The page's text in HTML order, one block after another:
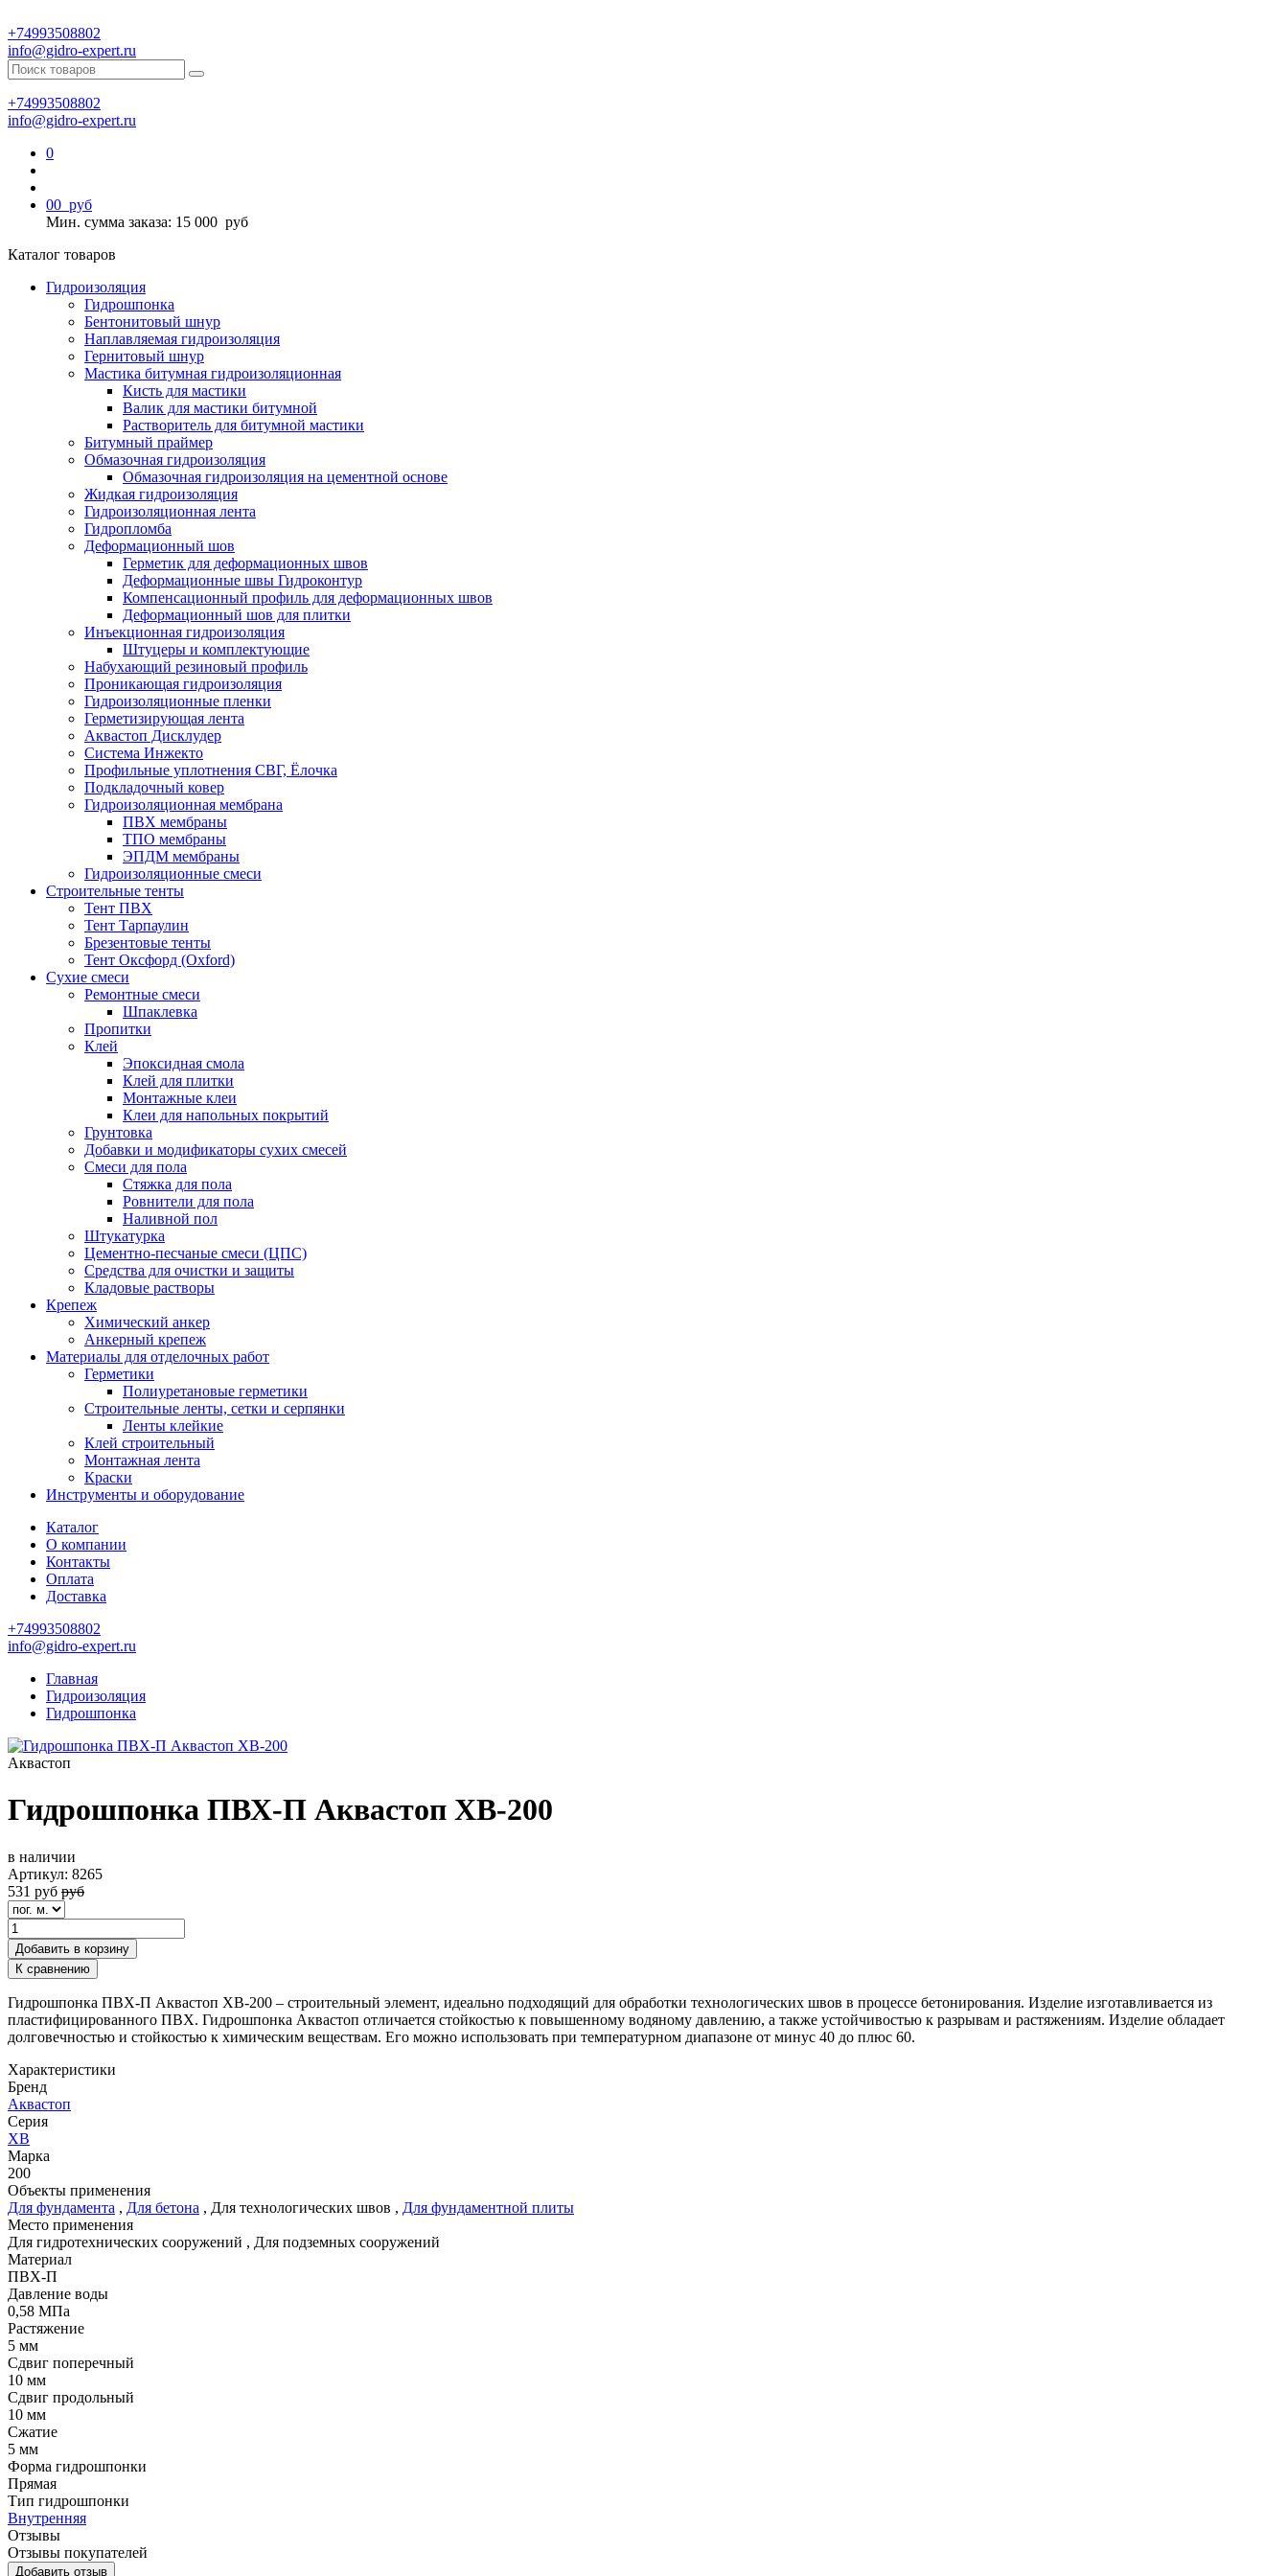
+74993508802
info@gidro-expert.ru
+74993508802
info@gidro-expert.ru
0
00 руб
Мин. сумма заказа: 15 000 руб
Каталог товаров
Гидроизоляция
Гидрошпонка
Бентонитовый шнур
Наплавляемая гидроизоляция
Гернитовый шнур
Мастика битумная гидроизоляционная
Кисть для мастики
Валик для мастики битумной
Растворитель для битумной мастики
Битумный праймер
Обмазочная гидроизоляция
Обмазочная гидроизоляция на цементной основе
Жидкая гидроизоляция
Гидроизоляционная лента
Гидропломба
Деформационный шов
Герметик для деформационных швов
Деформационные швы Гидроконтур
Компенсационный профиль для деформационных швов
Деформационный шов для плитки
Инъекционная гидроизоляция
Штуцеры и комплектующие
Набухающий резиновый профиль
Проникающая гидроизоляция
Гидроизоляционные пленки
Герметизирующая лента
Аквастоп Дисклудер
Система Инжекто
Профильные уплотнения СВГ, Ёлочка
Подкладочный ковер
Гидроизоляционная мембрана
ПВХ мембраны
ТПО мембраны
ЭПДМ мембраны
Гидроизоляционные смеси
Строительные тенты
Тент ПВХ
Тент Тарпаулин
Брезентовые тенты
Тент Оксфорд (Oxford)
Сухие смеси
Ремонтные смеси
Шпаклевка
Пропитки
Клей
Эпоксидная смола
Клей для плитки
Монтажные клеи
Клеи для напольных покрытий
Грунтовка
Добавки и модификаторы сухих смесей
Смеси для пола
Стяжка для пола
Ровнители для пола
Наливной пол
Штукатурка
Цементно-песчаные смеси (ЦПС)
Средства для очистки и защиты
Кладовые растворы
Крепеж
Химический анкер
Анкерный крепеж
Материалы для отделочных работ
Герметики
Полиуретановые герметики
Строительные ленты, сетки и серпянки
Ленты клейкие
Клей строительный
Монтажная лента
Краски
Инструменты и оборудование
Каталог
О компании
Контакты
Оплата
Доставка
+74993508802
info@gidro-expert.ru
Главная
Гидроизоляция
Гидрошпонка
Аквастоп
Гидрошпонка ПВХ-П Аквастоп ХВ-200
в наличии
Артикул: 8265
531 руб руб
Добавить в корзину
К сравнению
Гидрошпонка ПВХ-П Аквастоп ХВ-200 – строительный элемент, идеально подходящий для обработки технологических швов в процессе бетонирования. Изделие изготавливается из
пластифицированного ПВХ. Гидрошпонка Аквастоп отличается стойкостью к повышенному водяному давлению, а также устойчивостью к разрывам и растяжениям. Изделие обладает
долговечностью и стойкостью к химическим веществам. Его можно использовать при температурном диапазоне от минус 40 до плюс 60.
Характеристики
Бренд
Аквастоп
Серия
ХВ
Марка
200
Объекты применения
Для фундамента , Для бетона , Для технологических швов , Для фундаментной плиты
Место применения
Для гидротехнических сооружений , Для подземных сооружений
Материал
ПВХ-П
Давление воды
0,58 МПа
Растяжение
5 мм
Сдвиг поперечный
10 мм
Сдвиг продольный
10 мм
Сжатие
5 мм
Форма гидрошпонки
Прямая
Тип гидрошпонки
Внутренняя
Отзывы
Отзывы покупателей
Добавить отзыв